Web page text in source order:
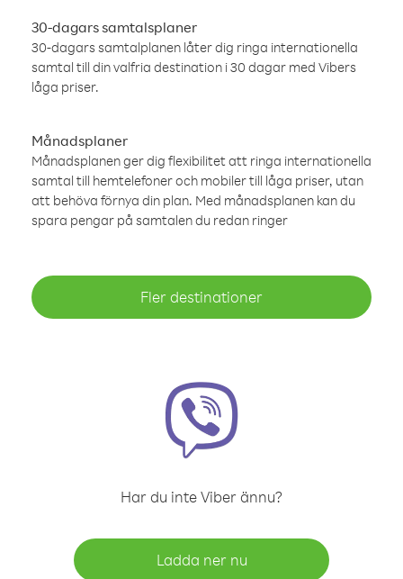
30-dagars samtalsplaner
30-dagars samtalplanen låter dig ringa internationella
samtal till din valfria destination i 30 dagar med Vibers
låga priser.
Månadsplaner
Månadsplanen ger dig flexibilitet att ringa internationella
samtal till hemtelefoner och mobiler till låga priser, utan
att behöva förnya din plan. Med månadsplanen kan du
spara pengar på samtalen du redan ringer
Fler destinationer
Har du inte Viber ännu?
Ladda ner nu